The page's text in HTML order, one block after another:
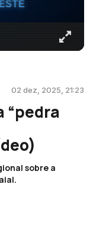
02 dez, 2025, 21:23
“pedra
sobre a